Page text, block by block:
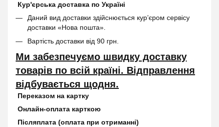
Кур'єрська доставка по Україні
Даний вид доставки здійснюється кур’єром сервісу
доставки «Нова пошта».
Вартість доставки від 90 грн.
Ми забезпечуємо швидку доставку
товарів по всій країні. Відправлення
відбувається щодня.
Переказом на картку
Онлайн-оплата карткою
Післяплата (оплата при отриманні)